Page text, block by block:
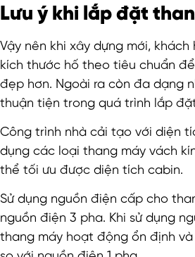
Lưu ý khi lắp đặt
Vậy nên khi xây dựng mới,
kích thước hố theo tiêu chuẩn
đẹp hơn. Ngoài ra còn đa dạng
thuận tiện trong quá trình lắp
Công trình nhà cải tạo với diện
dụng các loại thang máy vách
thể tối ưu được diện tích cabin.
Sử dụng nguồn điện cấp cho
nguồn điện 3 pha. Khi sử dụng
thang máy hoạt động ổn định